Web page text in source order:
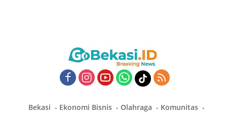
Bekasi Ekonomi Bisnis Olahraga
Komunitas